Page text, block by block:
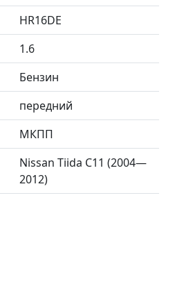
HR16DE
1.6
Бензин
передний
МКПП
Nissan Tiida C11 (2004—
2012)